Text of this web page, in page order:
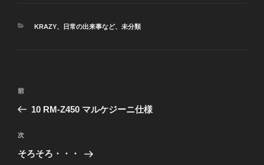
カ
KRAZY、 日常の出来事など、 未分類
投
ビ
ゲ
前
の
稿
前
10 RM-Z450 マルケジーニ仕様
次
の
次
そろそろ・・・